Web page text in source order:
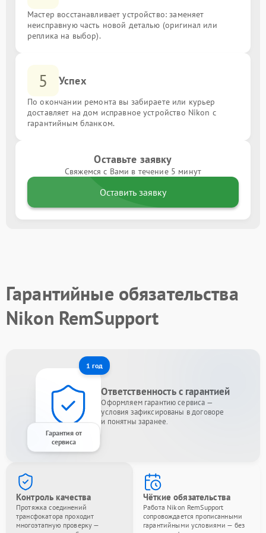
Мастер восстанавливает устройство: заменяет
неисправную часть новой деталью (оригинал или
реплика на выбор).
5 Успех
По окончании ремонта вы забираете или курьер
доставляет на дом исправное устройство Nikon с
гарантийным бланком.
Оставьте заявку
Свяжемся с Вами в течение 5 минут
Оставить заявку
Гарантийные обязательства
Nikon RemSupport
1 год
Гарантия от
сервиса
Ответственность с гарантией
Оформляем гарантию сервиса —
условия зафиксированы в договоре
и понятны заранее.
Контроль качества
Протяжка соединений
трансфокатора проходит
многоэтапную проверку —
Чёткие обязательства
Работа Nikon RemSupport
сопровождается прописанными
гарантийными условиями — без